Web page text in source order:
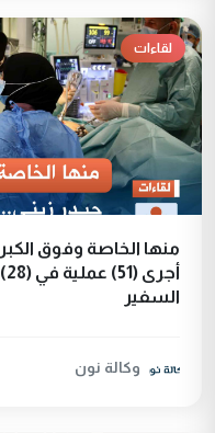
لقاءات
منها الخاصة وفوق
السفير
وكالة نون